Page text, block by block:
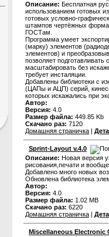
Описание: Бесплатная
использованием готовых
готовых условно-
штампов чертёжных
ГОСТам.
Программа умеет
(марку) элементов
элементов) и
позволяет
масштабировать без
требует инсталяции.
Добавлены библиотеки с
(ЦАПы и АЦП) серий,
которых искажались при
Автор:
Версия: 4.0
Размер файла: 449.85 Kb
Скачано раз: 7120
Домашняя страничка |
Sprint-Layout v.4.0
Описание: Новая версия
рисования,печати и
Добавлено много новых
Обновлена библиотека
Автор:
Версия: 4.0
Размер файла: 1.02 MB
Скачано раз: 6220
Домашняя страничка |
Miscellaneous Electronic